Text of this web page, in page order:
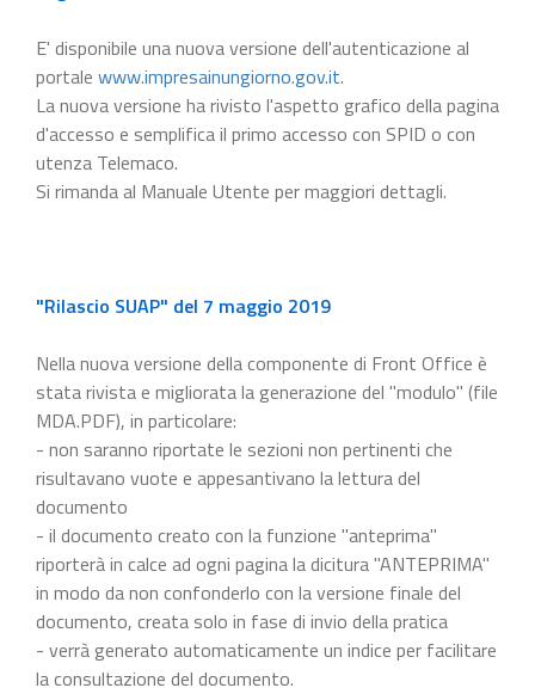
E' disponibile una nuova versione dell'autenticazione al
portale www.impresainungiorno.gov.it.
La nuova versione ha rivisto l'aspetto grafico della pagina
d'accesso e semplifica il primo accesso con SPID o con
utenza Telemaco.
Si rimanda al Manuale Utente per maggiori dettagli.
"Rilascio SUAP" del 7 maggio 2019
Nella nuova versione della componente di Front Office è
stata rivista e migliorata la generazione del "modulo" (file
MDA.PDF), in particolare:
- non saranno riportate le sezioni non pertinenti che
risultavano vuote e appesantivano la lettura del
documento
- il documento creato con la funzione "anteprima"
riporterà in calce ad ogni pagina la dicitura "ANTEPRIMA"
in modo da non confonderlo con la versione finale del
documento, creata solo in fase di invio della pratica
- verrà generato automaticamente un indice per facilitare
la consultazione del documento.